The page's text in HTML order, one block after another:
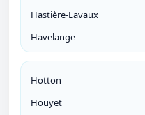
Hastière-Lavaux
Havelange
Hotton
Houyet